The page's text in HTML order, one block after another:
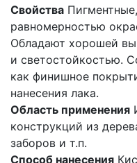
Свойства
равномерностью
Обладают хорошей
и светостойкостью.
как финишное
нанесения лака.
Область применения
конструкций из
заборов и т.п.
Способ нанесения